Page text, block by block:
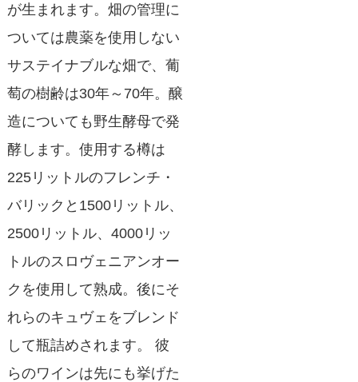
が生まれます。畑の管理に
ついては農薬を使用しない
サステイナブルな畑で、葡
萄の樹齢は30年～70年。醸
造についても野生酵母で発
酵します。使用する樽は
225リットルのフレンチ・
バリックと1500リットル、
2500リットル、4000リッ
トルのスロヴェニアンオー
クを使用して熟成。後にそ
れらのキュヴェをブレンド
して瓶詰めされます。 彼
らのワインは先にも挙げた